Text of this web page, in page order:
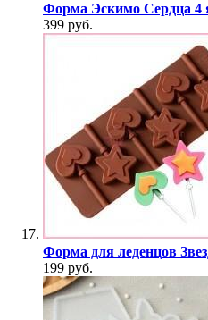
Форма Эскимо Сердца 4
399 руб.
Форма для леденцов
199 руб.